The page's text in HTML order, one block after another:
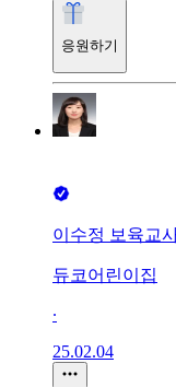
응원하기
이수정 보육교
듀코어린이집
∙
25.02.04